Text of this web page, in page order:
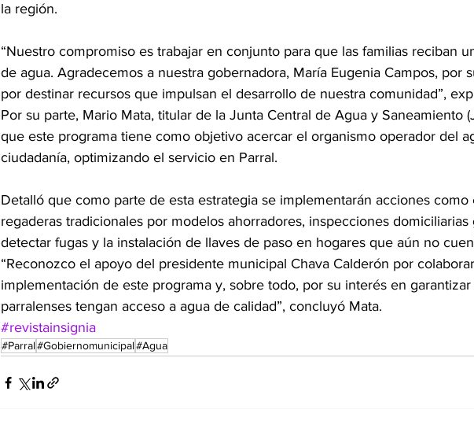
la región.
“Nuestro compromiso es trabajar en conjunto para que las familias reciban
de agua. Agradecemos a nuestra gobernadora, María Eugenia Campos, por
por destinar recursos que impulsan el desarrollo de nuestra comunidad”,
Por su parte, Mario Mata, titular de la Junta Central de Agua y Saneamiento
que este programa tiene como objetivo acercar el organismo operador del
ciudadanía, optimizando el servicio en Parral.
Detalló que como parte de esta estrategia se implementarán acciones
regaderas tradicionales por modelos ahorradores, inspecciones domiciliarias
detectar fugas y la instalación de llaves de paso en hogares que aún no
“Reconozco el apoyo del presidente municipal Chava Calderón por
implementación de este programa y, sobre todo, por su interés en
parralenses tengan acceso a agua de calidad”, concluyó Mata.
#revistainsignia
#Parral#Gobiernomunicipal#Agua